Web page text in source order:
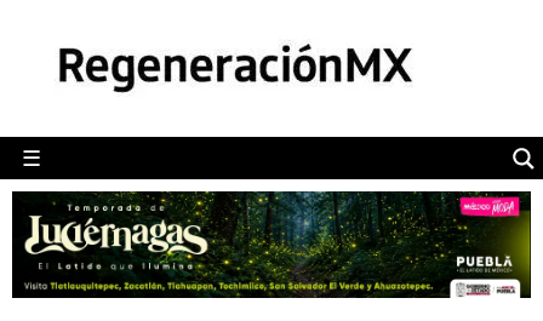
☰
POLÍTICA
CAMALEÓN
OPINIÓN
DEPORTES